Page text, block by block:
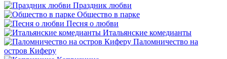
Праздник любви
Общество в парке
Песня о любви
Итальянские комедианты
Паломничество на
остров Киферу